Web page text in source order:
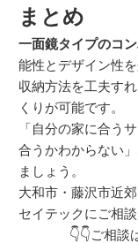
まとめ
一面鏡タイプのコ
能性とデザイン性
収納方法を工夫す
くりが可能です。
「自分の家に合う
合うかわからない
ましょう。
大和市・藤沢市近
セイテックにご相談
👇👇ご相談